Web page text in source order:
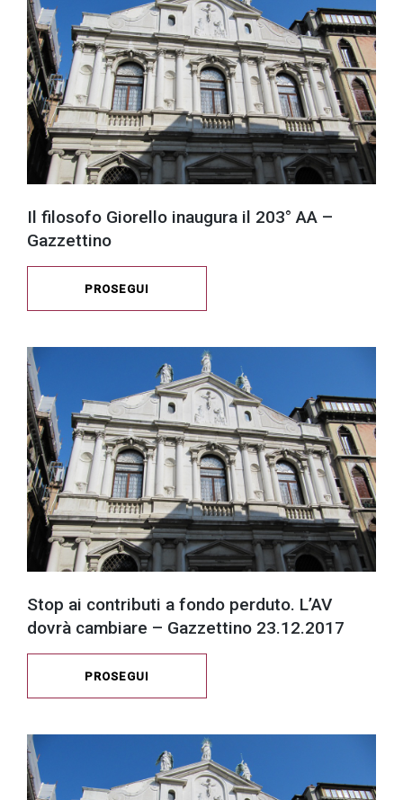
Il filosofo Giorello inaugura il 203° AA –
Gazzettino
PROSEGUI
Stop ai contributi a fondo perduto. L’AV
dovrà cambiare – Gazzettino 23.12.2017
PROSEGUI